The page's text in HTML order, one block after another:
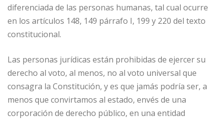
diferenciada de las personas humanas, tal cual ocurre
en los artículos 148, 149 párrafo I, 199 y 220 del texto
constitucional.
Las personas jurídicas están prohibidas de ejercer su
derecho al voto, al menos, no al voto universal que
consagra la Constitución, y es que jamás podría ser, a
menos que convirtamos al estado, envés de una
corporación de derecho público, en una entidad